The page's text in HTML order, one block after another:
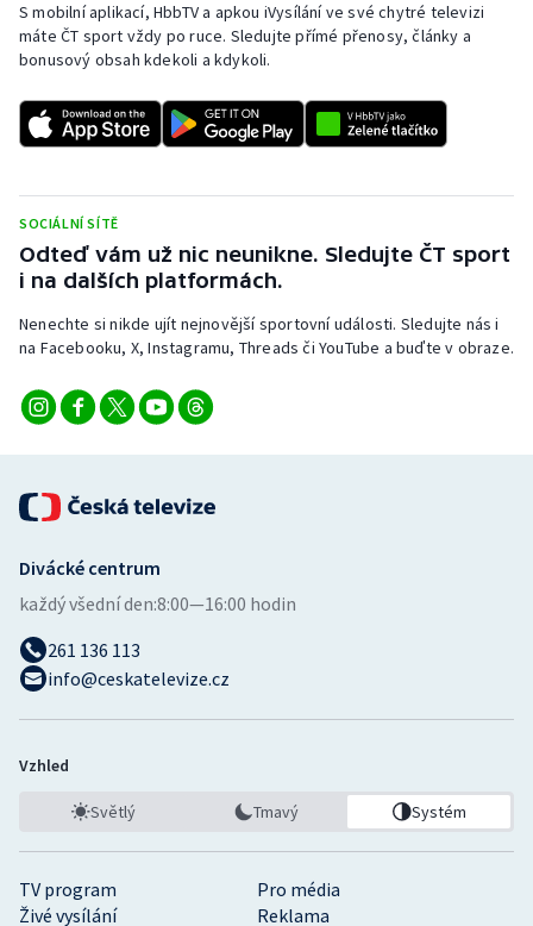
S mobilní aplikací, HbbTV a apkou iVysílání ve své chytré televizi
máte ČT sport vždy po ruce. Sledujte přímé přenosy, články a
bonusový obsah kdekoli a kdykoli.
SOCIÁLNÍ SÍTĚ
Odteď vám už nic neunikne. Sledujte ČT sport
i na dalších platformách.
Nenechte si nikde ujít nejnovější sportovní události. Sledujte nás i
na Facebooku, X, Instagramu, Threads či YouTube a buďte v obraze.
TV program
Pro média
Živé vysílání
Reklama
Divácké centrum
každý všední den:8:00—16:00 hodin
261 136 113
info@ceskatelevize.cz
Vzhled
Světlý Tmavý Systém